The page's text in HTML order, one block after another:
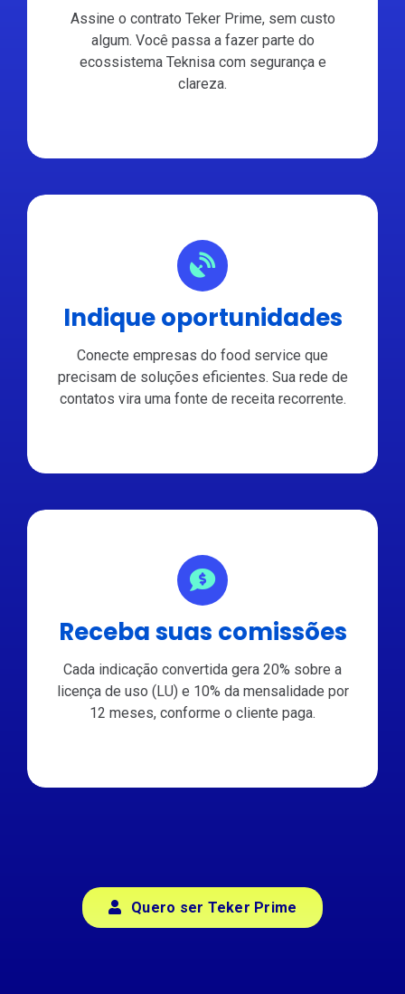
Assine o contrato Teker Prime, sem custo
algum. Você passa a fazer parte do
ecossistema Teknisa com segurança e
clareza.
Indique oportunidades
Conecte empresas do food service que
precisam de soluções eficientes. Sua rede de
contatos vira uma fonte de receita recorrente.
Receba suas comissões
Cada indicação convertida gera 20% sobre a
licença de uso (LU) e 10% da mensalidade por
12 meses, conforme o cliente paga.
Quero ser Teker Prime